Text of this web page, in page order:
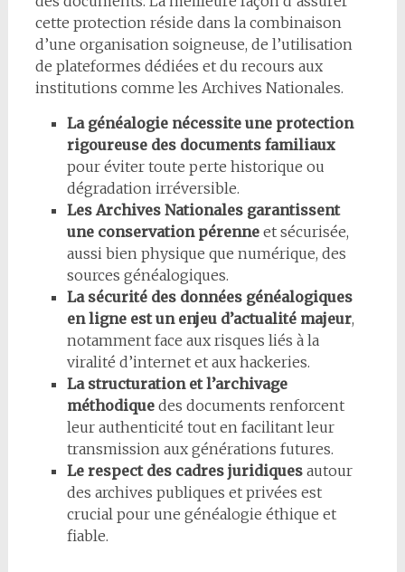
cette protection réside dans la combinaison
d’une organisation soigneuse, de l’utilisation
de plateformes dédiées et du recours aux
institutions comme les Archives Nationales.
La généalogie nécessite une protection
rigoureuse des documents familiaux
pour éviter toute perte historique ou
dégradation irréversible.
Les Archives Nationales garantissent
une conservation pérenneet sécurisée,
aussi bien physique que numérique, des
sources généalogiques.
La sécurité des données généalogiques
en ligne est un enjeu d’actualité majeur,
notamment face aux risques liés à la
viralité d’internet et aux hackeries.
La structuration et l’archivage
méthodiquedes documents renforcent
leur authenticité tout en facilitant leur
transmission aux générations futures.
Le respect des cadres juridiquesautour
des archives publiques et privées est
crucial pour une généalogie éthique et
fiable.